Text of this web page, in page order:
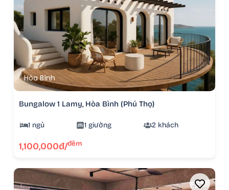
Hòa Bình
Bungalow 1 Lamy, Hòa Bình (Phú Thọ)
1 ngủ 1 giường 2 khách
1,100,000đ/đêm